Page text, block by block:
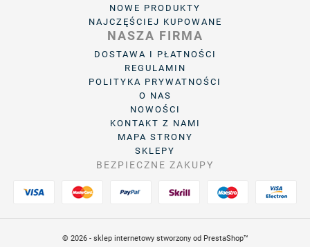
NOWE PRODUKTY
NAJCZĘŚCIEJ KUPOWANE
NASZA FIRMA
DOSTAWA I PŁATNOŚCI
REGULAMIN
POLITYKA PRYWATNOŚCI
O NAS
NOWOŚCI
KONTAKT Z NAMI
MAPA STRONY
SKLEPY
BEZPIECZNE ZAKUPY
© 2026 - sklep internetowy stworzony od PrestaShop™